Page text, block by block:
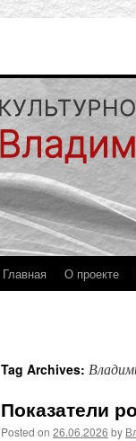
Главная О проекте
Tag Archives:
Показатели
Posted on 26.06.2026 by